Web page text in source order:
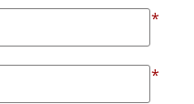
*
*